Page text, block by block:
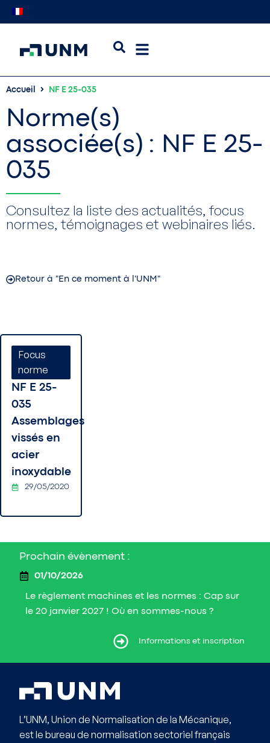
Accueil NF E 25-035
Norme(s)
associée(s) : NF E 25-
035
Consultez la liste des actualités, focus
normes, témoignages et webinaires liés.
Retour à "En ce moment à l'UNM"
Focus
norme
NF E 25-
035
Assemblages
vissés en
acier
inoxydable
29/05/2020
Prochain évènement :
01/10/2026
Le règlement machines et les normes : Cap sur
le 20 janvier 2027 ! Où en sommes-nous ?
Informations et inscription
L’UNM, Union de Normalisation de la Mécanique,
est le bureau de normalisation sectoriel français